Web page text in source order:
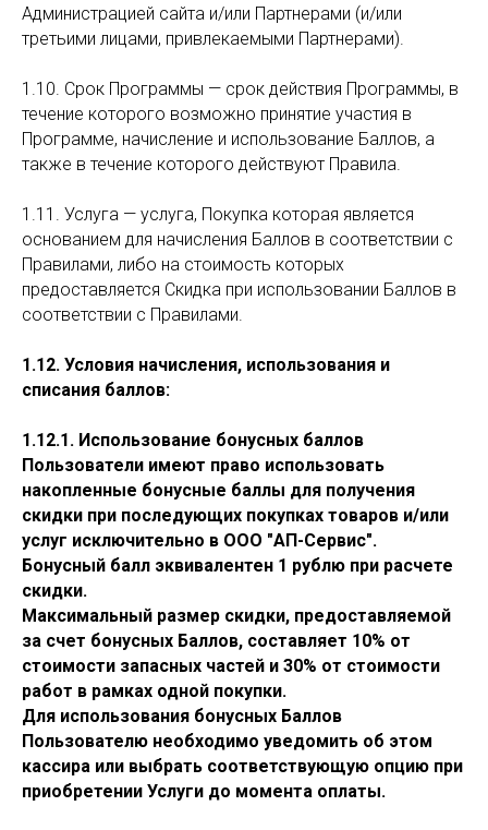
Администрацией сайта и/или Партнерами (и/или
третьими лицами, привлекаемыми Партнерами).
1.10. Срок Программы — срок действия Программы, в
течение которого возможно принятие участия в
Программе, начисление и использование Баллов, а
также в течение которого действуют Правила.
1.11. Услуга — услуга, Покупка которая является
основанием для начисления Баллов в соответствии с
Правилами, либо на стоимость которых
предоставляется Скидка при использовании Баллов в
соответствии с Правилами.
1.12. Условия начисления, использования и
списания баллов:
1.12.1. Использование бонусных баллов
Пользователи имеют право использовать
накопленные бонусные баллы для получения
скидки при последующих покупках товаров и/или
услуг исключительно в ООО "АП-Сервис".
Бонусный балл эквивалентен 1 рублю при расчете
скидки.
Максимальный размер скидки, предоставляемой
за счет бонусных Баллов, составляет 10% от
стоимости запасных частей и 30% от стоимости
работ в рамках одной покупки.
Для использования бонусных Баллов
Пользователю необходимо уведомить об этом
кассира или выбрать соответствующую опцию при
приобретении Услуги до момента оплаты.